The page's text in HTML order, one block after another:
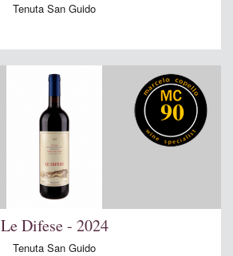
Tenuta San Guido
90
Le Difese - 2024
Tenuta San Guido